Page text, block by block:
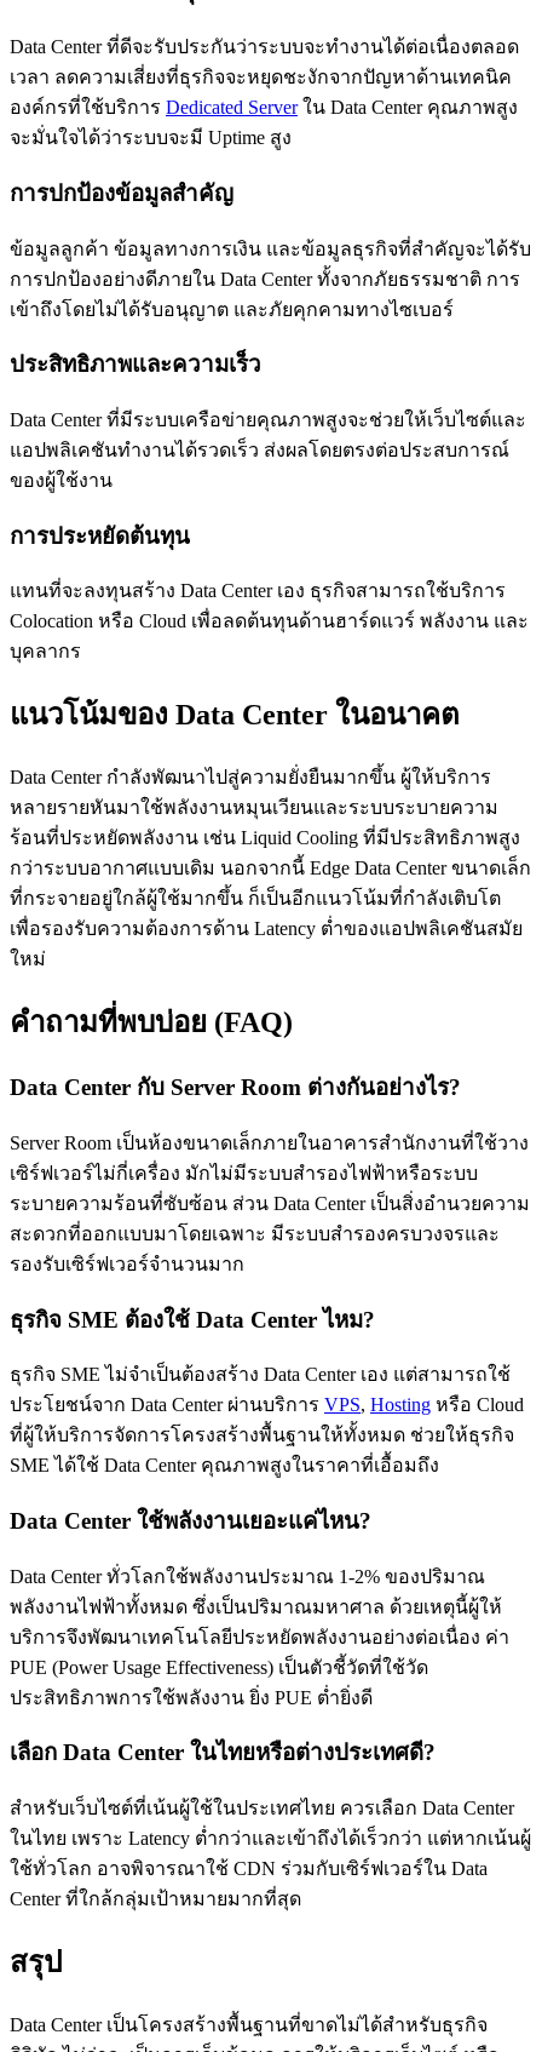
Data Center ที่ดีจะรับประกันว่าระบบจะทำงานได้ต่อเนื่องตลอด
เวลา ลดความเสี่ยงที่ธุรกิจจะหยุดชะงักจากปัญหาด้านเทคนิค
องค์กรที่ใช้บริการ Dedicated Serverใน Data Center คุณภาพสูง
จะมั่นใจได้ว่าระบบจะมี Uptime สูง
การปกป้องข้อมูลสำคัญ
ข้อมูลลูกค้า ข้อมูลทางการเงิน และข้อมูลธุรกิจที่สำคัญจะได้รับ
การปกป้องอย่างดีภายใน Data Center ทั้งจากภัยธรรมชาติ การ
เข้าถึงโดยไม่ได้รับอนุญาต และภัยคุกคามทางไซเบอร์
ประสิทธิภาพและความเร็ว
Data Center ที่มีระบบเครือข่ายคุณภาพสูงจะช่วยให้เว็บไซต์และ
แอปพลิเคชันทำงานได้รวดเร็ว ส่งผลโดยตรงต่อประสบการณ์
ของผู้ใช้งาน
การประหยัดต้นทุน
แทนที่จะลงทุนสร้าง Data Center เอง ธุรกิจสามารถใช้บริการ
Colocation หรือ Cloud เพื่อลดต้นทุนด้านฮาร์ดแวร์ พลังงาน และ
บุคลากร
แนวโน้มของ Data Center ในอนาคต
Data Center กำลังพัฒนาไปสู่ความยั่งยืนมากขึ้น ผู้ให้บริการ
หลายรายหันมาใช้พลังงานหมุนเวียนและระบบระบายความ
ร้อนที่ประหยัดพลังงาน เช่น Liquid Cooling ที่มีประสิทธิภาพสูง
กว่าระบบอากาศแบบเดิม นอกจากนี้ Edge Data Center ขนาดเล็ก
ที่กระจายอยู่ใกล้ผู้ใช้มากขึ้น ก็เป็นอีกแนวโน้มที่กำลังเติบโต
เพื่อรองรับความต้องการด้าน Latency ต่ำของแอปพลิเคชันสมัย
ใหม่
คำถามที่พบบ่อย (FAQ)
Data Center กับ Server Room ต่างกันอย่างไร?
Server Room เป็นห้องขนาดเล็กภายในอาคารสำนักงานที่ใช้วาง
เซิร์ฟเวอร์ไม่กี่เครื่อง มักไม่มีระบบสำรองไฟฟ้าหรือระบบ
ระบายความร้อนที่ซับซ้อน ส่วน Data Center เป็นสิ่งอำนวยความ
สะดวกที่ออกแบบมาโดยเฉพาะ มีระบบสำรองครบวงจรและ
รองรับเซิร์ฟเวอร์จำนวนมาก
ธุรกิจ SME ต้องใช้ Data Center ไหม?
ธุรกิจ SME ไม่จำเป็นต้องสร้าง Data Center เอง แต่สามารถใช้
ประโยชน์จาก Data Center ผ่านบริการ VPS, Hosting หรือ Cloud
ที่ผู้ให้บริการจัดการโครงสร้างพื้นฐานให้ทั้งหมด ช่วยให้ธุรกิจ
SME ได้ใช้ Data Center คุณภาพสูงในราคาที่เอื้อมถึง
Data Center ใช้พลังงานเยอะแค่ไหน?
Data Center ทั่วโลกใช้พลังงานประมาณ 1-2% ของปริมาณ
พลังงานไฟฟ้าทั้งหมด ซึ่งเป็นปริมาณมหาศาล ด้วยเหตุนี้ผู้ให้
บริการจึงพัฒนาเทคโนโลยีประหยัดพลังงานอย่างต่อเนื่อง ค่า
PUE (Power Usage Effectiveness) เป็นตัวชี้วัดที่ใช้วัด
ประสิทธิภาพการใช้พลังงาน ยิ่ง PUE ต่ำยิ่งดี
เลือก Data Center ในไทยหรือต่างประเทศดี?
สำหรับเว็บไซต์ที่เน้นผู้ใช้ในประเทศไทย ควรเลือก Data Center
ในไทย เพราะ Latency ต่ำกว่าและเข้าถึงได้เร็วกว่า แต่หากเน้นผู้
ใช้ทั่วโลก อาจพิจารณาใช้ CDN ร่วมกับเซิร์ฟเวอร์ใน Data
Center ที่ใกล้กลุ่มเป้าหมายมากที่สุด
สรุป
Data Center เป็นโครงสร้างพื้นฐานที่ขาดไม่ได้สำหรับธุรกิจ